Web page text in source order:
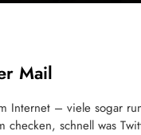
Mail
Internet – viele sogar
checken, schnell was